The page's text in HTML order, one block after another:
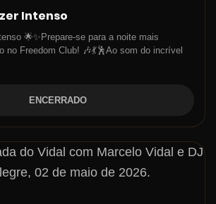
Intenso
🌟✨Prepare-se para a noite mais
no Freedom Club! 🎶💃🕺Ao som do incrível
ENCERRADO